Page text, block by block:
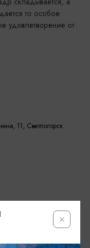
то особое
удовлетворение от
11, Светлогорск